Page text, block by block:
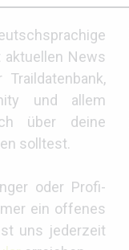
aktuellen News
und allem
über deine
solltest.
oder Profi-
ein offenes
uns jederzeit